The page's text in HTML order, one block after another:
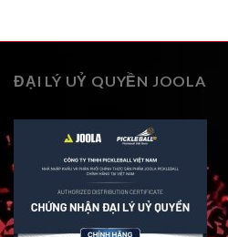
ĐẠI LÝ UỶ QUYỀN JOOLA